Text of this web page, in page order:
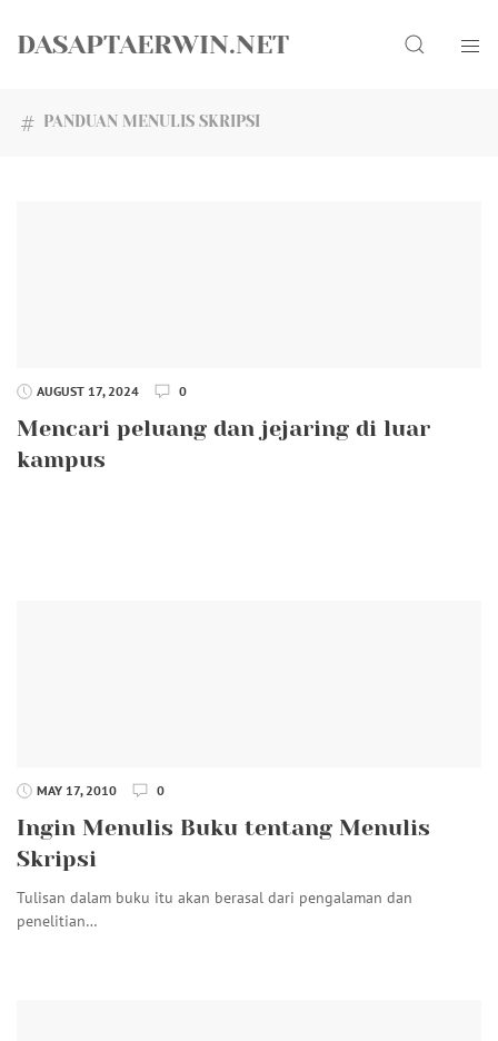
DASAPTAERWIN.NET Search
PANDUAN MENULIS SKRIPSI
AUGUST 17, 2024 0
Mencari peluang dan jejaring di luar
kampus
MAY 17, 2010 0
Ingin Menulis Buku tentang Menulis
Skripsi
Tulisan dalam buku itu akan berasal dari pengalaman dan
penelitian…